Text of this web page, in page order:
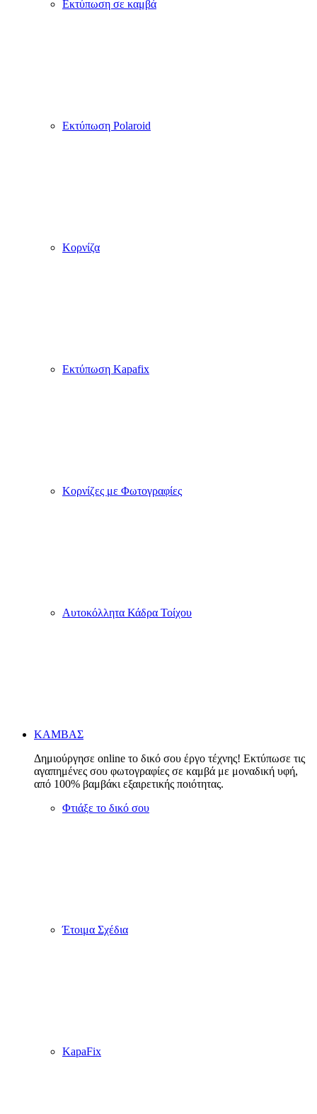
Εκτύπωση σε καμβά
Εκτύπωση Polaroid
Κορνίζα
Εκτύπωση Kapafix
Κορνίζες με Φωτογραφίες
Αυτοκόλλητα Κάδρα Τοίχου
ΚΑΜΒΑΣ
Δημιούργησε online το δικό σου έργο τέχνης! Εκτύπωσε τις
αγαπημένες σου φωτογραφίες σε καμβά με μοναδική υφή,
από 100% βαμβάκι εξαιρετικής ποιότητας.
Φτιάξε το δικό σου
Έτοιμα Σχέδια
KapaFix